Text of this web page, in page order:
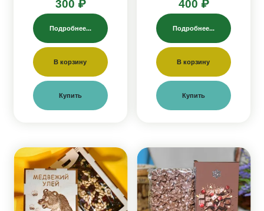
300 ₽
Подробнее...
В корзину
Купить
400 ₽
Подробнее...
В корзину
Купить